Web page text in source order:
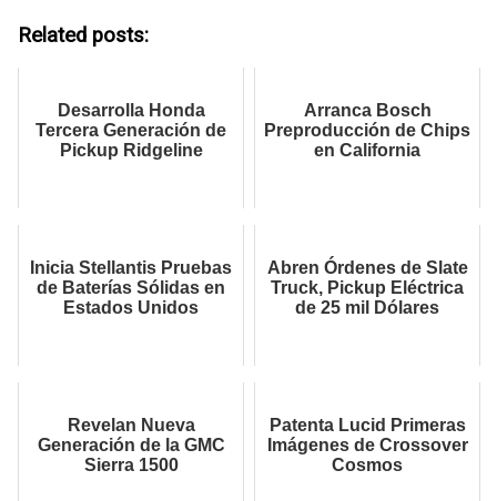
Related posts:
Desarrolla Honda
Tercera Generación de
Pickup Ridgeline
Arranca Bosch
Preproducción de Chips
en California
Inicia Stellantis Pruebas
de Baterías Sólidas en
Estados Unidos
Abren Órdenes de Slate
Truck, Pickup Eléctrica
de 25 mil Dólares
Revelan Nueva
Generación de la GMC
Sierra 1500
Patenta Lucid Primeras
Imágenes de Crossover
Cosmos